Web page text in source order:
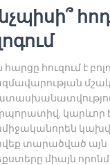
հարցը հուզում է
կարևոր է
տարածված այն
միայն